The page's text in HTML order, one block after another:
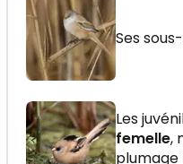
Ses
Les
femelle,
plumage